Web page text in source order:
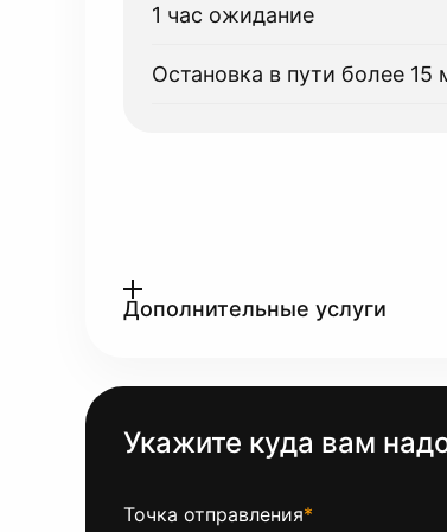
1 час ожидание
Остановка в пути более 15
Дополнительные услуги
Укажите куда вам
Точка отправления*